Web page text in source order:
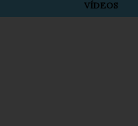
VÍDEOS